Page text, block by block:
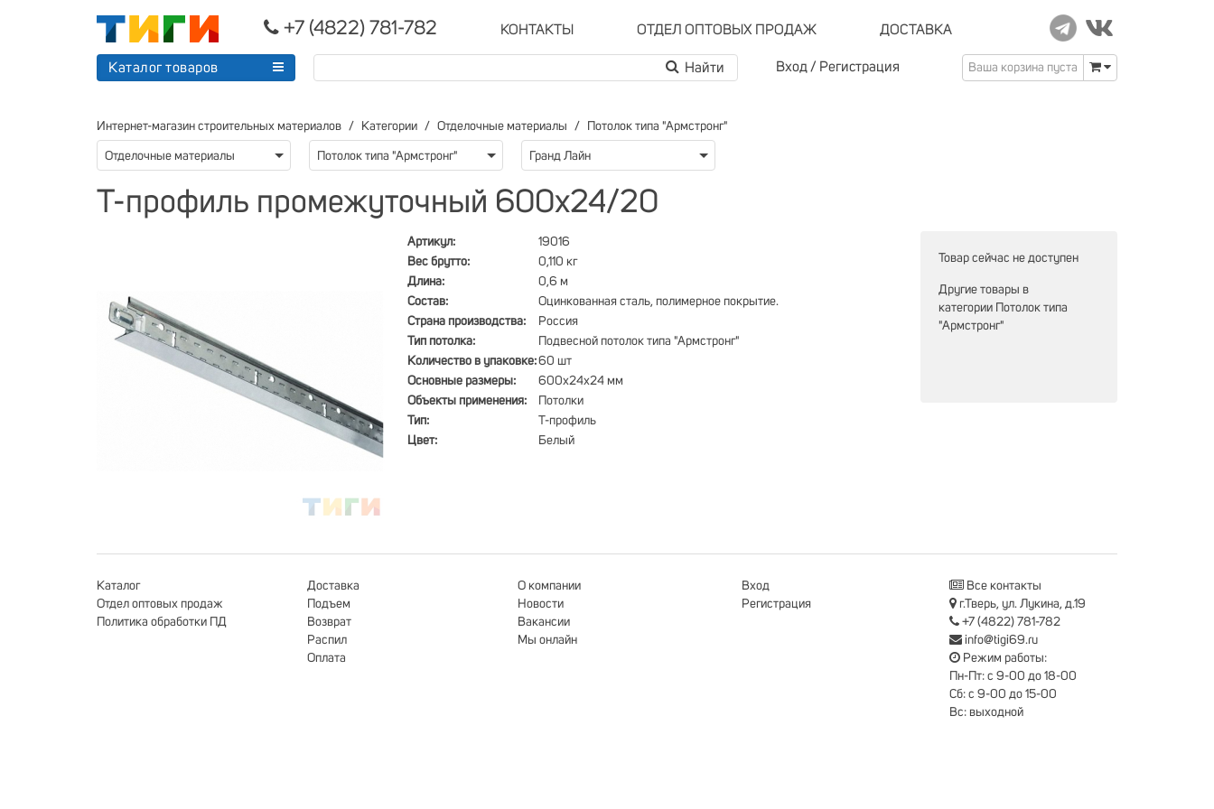
+7 (4822) 781-782 КОНТАКТЫ ОТДЕЛ ОПТОВЫХ ПРОДАЖ ДОСТАВКА
Каталог товаров Вход / Регистрация Ваша корзина пуста
Интернет-магазин строительных материалов Категории Отделочные материалы Потолок типа "Армстронг"
Отделочные материалы Потолок типа "Армстронг" Гранд Лайн
Т-профиль промежуточный 600х24/20
Артикул:
19016
Вес брутто:
0,110 кг
Длина:
0,6 м
Состав:
Оцинкованная сталь, полимерное покрытие.
Страна производства:
Россия
Тип потолка:
Подвесной потолок типа "Армстронг"
Количество в упаковке:60 шт
Основные размеры:
600х24х24 мм
Объекты применения:
Потолки
Тип:
Т-профиль
Цвет:
Белый
Товар сейчас не доступен
Другие товары в
категории Потолок типа
"Армстронг"
Каталог
Отдел оптовых продаж
Политика обработки ПД
Доставка
Подъем
Возврат
Распил
Оплата
О компании
Новости
Вакансии
Мы онлайн
Вход
Регистрация
Все контакты
г.Тверь, ул. Лукина, д.19
+7 (4822) 781-782
info@tigi69.ru
Режим работы:
Пн-Пт: с 9-00 до 18-00
Сб: с 9-00 до 15-00
Вс: выходной